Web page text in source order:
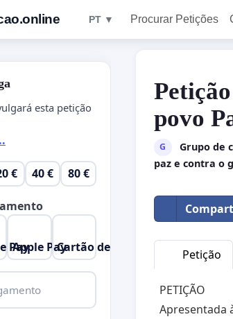
PT ▼ Procurar Petições
povo
G
Grupo de
paz e contra o
Petição
PETIÇÃO
Apresentada
esta petição
€ 40 € 80 €
Pay
Apple PayCartão de Crédito